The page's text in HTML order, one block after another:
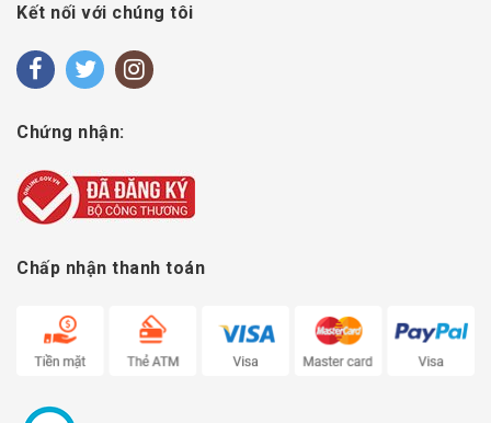
Kết nối với chúng tôi
Chứng nhận:
Chấp nhận thanh toán